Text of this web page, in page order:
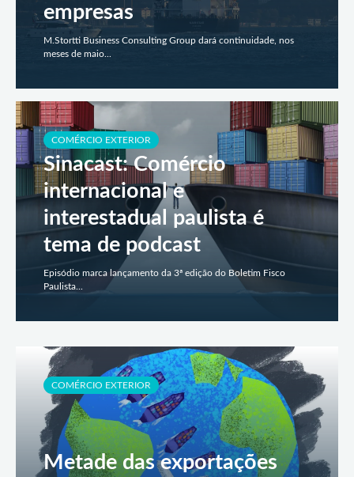
empresas
M.Stortti Business Consulting Group dará continuidade, nos
meses de maio...
COMÉRCIO EXTERIOR
Sinacast: Comércio
internacional e
interestadual paulista é
tema de podcast
Episódio marca lançamento da 3ª edição do Boletim Fisco
Paulista...
COMÉRCIO EXTERIOR
Metade das exportações